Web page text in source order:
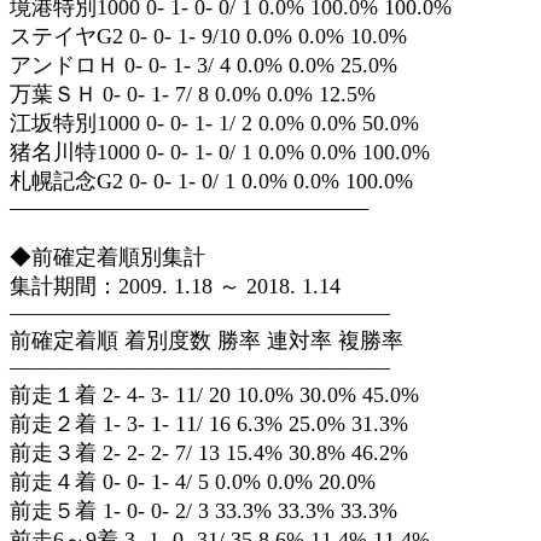
境港特別1000 0- 1- 0- 0/ 1 0.0% 100.0% 100.0%
ステイヤG2 0- 0- 1- 9/10 0.0% 0.0% 10.0%
アンドロＨ 0- 0- 1- 3/ 4 0.0% 0.0% 25.0%
万葉ＳＨ 0- 0- 1- 7/ 8 0.0% 0.0% 12.5%
江坂特別1000 0- 0- 1- 1/ 2 0.0% 0.0% 50.0%
猪名川特1000 0- 0- 1- 0/ 1 0.0% 0.0% 100.0%
札幌記念G2 0- 0- 1- 0/ 1 0.0% 0.0% 100.0%
————————————————–
◆前確定着順別集計
集計期間：2009. 1.18 ～ 2018. 1.14
—————————————————–
前確定着順 着別度数 勝率 連対率 複勝率
—————————————————–
前走１着 2- 4- 3- 11/ 20 10.0% 30.0% 45.0%
前走２着 1- 3- 1- 11/ 16 6.3% 25.0% 31.3%
前走３着 2- 2- 2- 7/ 13 15.4% 30.8% 46.2%
前走４着 0- 0- 1- 4/ 5 0.0% 0.0% 20.0%
前走５着 1- 0- 0- 2/ 3 33.3% 33.3% 33.3%